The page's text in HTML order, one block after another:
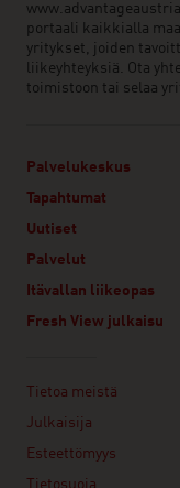
portaali kaikkialla
yritykset, joiden
liikeyhteyksiä. Ota
toimistoon tai selaa
Palvelukeskus
Tapahtumat
Uutiset
Palvelut
Itävallan liikeopas
Fresh View julkaisu
Tietoa meistä
Julkaisija
Esteettömyys
Tietosuoja